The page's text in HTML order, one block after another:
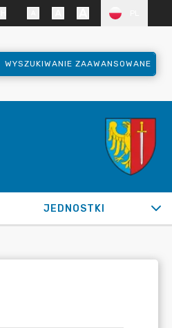
WYSZUKIWANIE ZAAWANSOWANE
JEDNOSTKI